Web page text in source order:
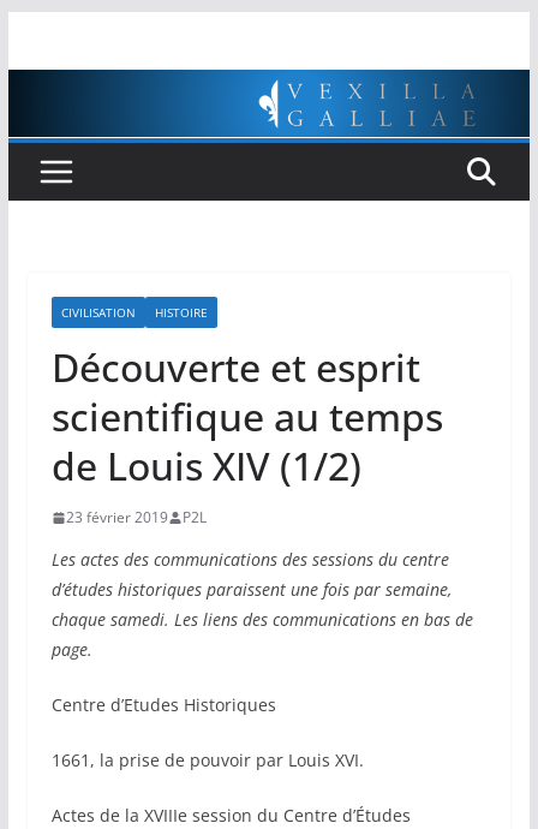
CIVILISATION HISTOIRE
Découverte et esprit
scientifique au temps
de Louis XIV (1/2)
23 février 2019 P2L
Les actes des communications des sessions du centre
d’études historiques paraissent une fois par semaine,
chaque samedi. Les liens des communications en bas de
page.
Centre d’Etudes Historiques
1661, la prise de pouvoir par Louis XVI.
Actes de la XVIIIe session du Centre d’Études